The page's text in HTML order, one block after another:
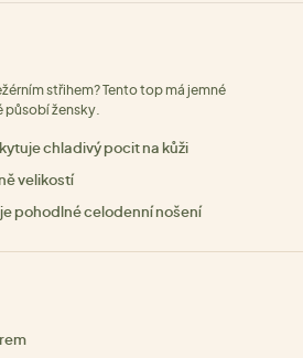
střihem? Tento top má jemné
žensky.
chladivý pocit na kůži
velikostí
pohodlné celodenní nošení